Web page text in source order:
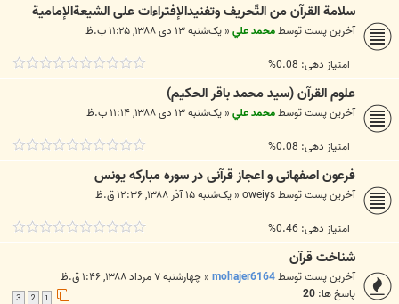
سلامة القرآن من التّحريف وتفنيدالإفتراءات على الشيعةالإمامیة
آخرین پست توسطمحمد علي« یک‌شنبه ۱۳ دی ۱۳۸۸, ۱۱:۲۵ ب.ظ
امتیاز دهی: 0.08%
علوم القرآن (سید محمد باقر الحکیم)
آخرین پست توسطمحمد علي« یک‌شنبه ۱۳ دی ۱۳۸۸, ۱۱:۱۴ ب.ظ
امتیاز دهی: 0.08%
فرعون اصفهانی و اعجاز قرآنی در سوره مبارکه یونس
آخرین پست توسطoweiys
« یک‌شنبه ۱۵ آذر ۱۳۸۸, ۱۲:۳۶ ق.ظ
امتیاز دهی: 0.46%
شناخت قرآن
آخرین پست توسطmohajer6164
« چهارشنبه ۷ مرداد ۱۳۸۸, ۱:۴۶ ق.ظ
پاسخ ها: 20
3